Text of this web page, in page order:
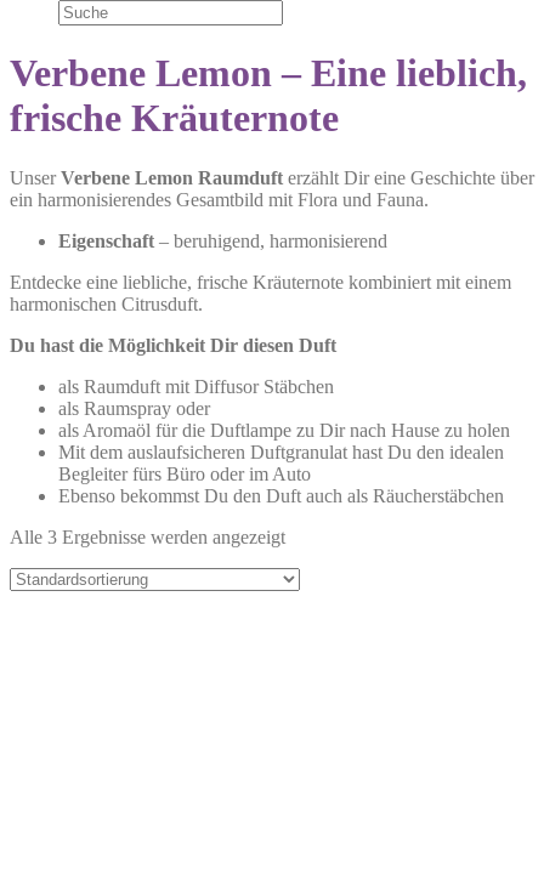
Verbene Lemon – Eine lieblich,
frische Kräuternote
UnserVerbene Lemon Raumduft erzählt Dir eine Geschichte über
ein harmonisierendes Gesamtbild mit Flora und Fauna.
Eigenschaft – beruhigend, harmonisierend
Entdecke eine liebliche, frische Kräuternote kombiniert mit einem
harmonischen Citrusduft.
Du hast die Möglichkeit Dir diesen Duft
als Raumduft mit Diffusor Stäbchen
als Raumspray oder
als Aromaöl für die Duftlampe zu Dir nach Hause zu holen
Mit dem auslaufsicheren Duftgranulat hast Du den idealen
Begleiter fürs Büro oder im Auto
Ebenso bekommst Du den Duft auch als Räucherstäbchen
Alle 3 Ergebnisse werden angezeigt